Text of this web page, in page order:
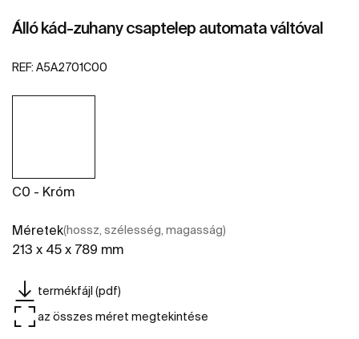
Álló kád-zuhany csaptelep automata váltóval
REF: A5A2701C00
C0 - Króm
Méretek(hossz, szélesség, magasság)
213 x 45 x 789 mm
termékfájl (pdf)
az összes méret megtekintése